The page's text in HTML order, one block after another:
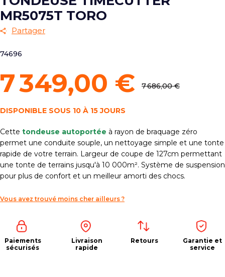
MR5075T TORO
Partager
74696
7 349,00 € 7 686,00 €
DISPONIBLE SOUS 10 À 15 JOURS
Cette tondeuse autoportée à rayon de braquage zéro
permet une conduite souple, un nettoyage simple et une tonte
rapide de votre terrain. Largeur de coupe de 127cm permettant
une tonte de terrains jusqu'à 10 000m². Système de suspension
pour plus de confort et un meilleur amorti des chocs.
Vous avez trouvé moins cher ailleurs ?
Paiements
sécurisés
Livraison
rapide
Retours
Garantie et
service